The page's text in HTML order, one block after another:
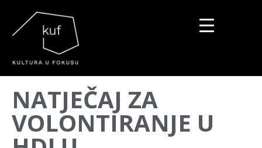
NATJEČAJ ZA
VOLONTIRANJE U
▼
▼